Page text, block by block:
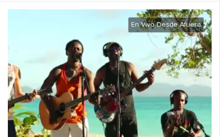
En Vivo Desde Afuera